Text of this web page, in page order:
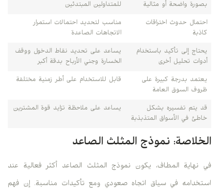
بصورة واضحة أو مثالية
للمتداولين المبتدئين
احتمال حدوث اختراقات
كاذبة
مناسب لتحديد احتمالات استمرار
الاتجاهات الصاعدة
يحتاج إلى تأكيد باستخدام
أدوات تحليل أخرى
يساعد على تحديد نقاط الدخول ووقف
الخسارة وجني الأرباح بدقة أكبر
يعتمد بدرجة كبيرة على
ظروف السوق العامة
قابل للاستخدام على أطر زمنية مختلفة
قد يتم تفسيره بشكل
خاطئ في الأسواق المتذبذبة
يساعد على ملاحظة تزايد قوة المشترين
الخلاصة: نموذج المثلث الصاعد
في نهاية المطاف، يكون نموذج المثلث الصاعد أكثر فعالية عند
استخدامه في سياق اتجاه صعودي ومع تأكيدات مناسبة. إن فهم